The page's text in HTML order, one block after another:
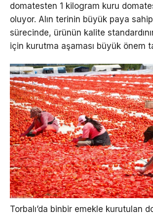
domatesten 1 kilogram kuru
oluyor. Alın terinin büyük paya
sürecinde, ürünün kalite
için kurutma aşaması büyük önem
Torbalı’da binbir emekle kurutulan